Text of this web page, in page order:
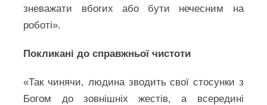
зневажати вбогих або бути нечесним на
роботі».
Покликані до справжньої чистоти
«Так чинячи, людина зводить свої стосунки з
Богом до зовнішніх жестів, а всередині